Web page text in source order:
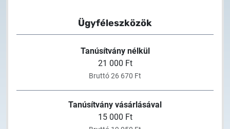
Ügyféleszközök
Tanúsítvány nélkül
21 000 Ft
Bruttó 26 670 Ft
Tanúsítvány vásárlásával
15 000 Ft